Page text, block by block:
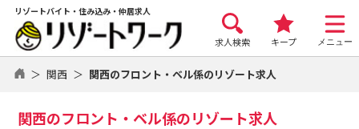
リゾートバイト・住み込み・仲居求人
求人検索 キープ メニュー
関西 関西のフロント・ベル係のリゾート求人
関西のフロント・ベル係のリゾート求人